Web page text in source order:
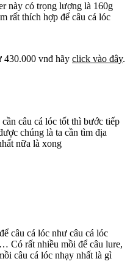
này có trọng lượng là 160g
rất thích hợp để câu cá lóc
430.000 vnđ hãy click vào đây.
câu cá lóc tốt thì bước tiếp
chúng là ta cần tìm địa
nữa là xong
câu cá lóc như câu cá lóc
Có rất nhiều mồi để câu lure,
câu cá lóc nhạy nhất là gì